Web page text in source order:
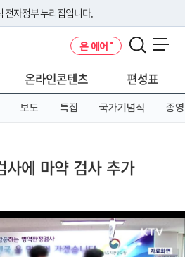
전자정부 누리집입니다.
도메인 주소를 사용하고 있다면 아래 URL에
요
온 에어
온라인콘텐츠 편성표
보도 특집 국가기념식 종영
사에 마약 검사 추가